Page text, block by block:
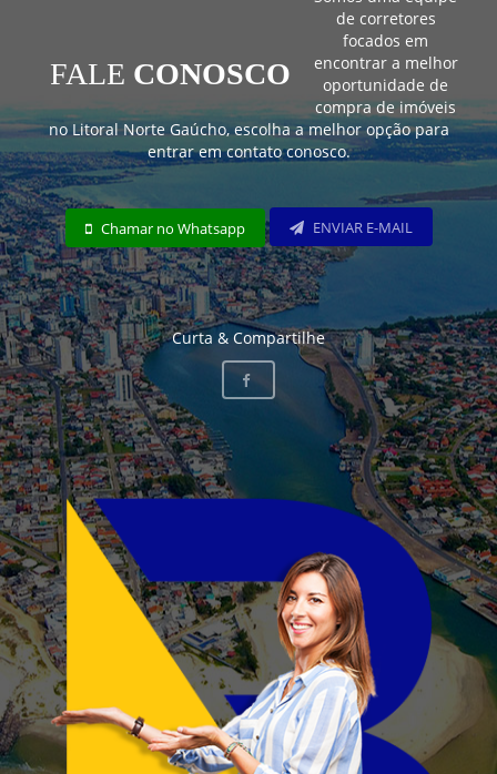
FALE CONOSCO
de corretores
focados em
encontrar a melhor
oportunidade de
compra de imóveis
no Litoral Norte Gaúcho, escolha a melhor opção para
entrar em contato conosco.
Chamar no Whatsapp ENVIAR E-MAIL
Curta & Compartilhe